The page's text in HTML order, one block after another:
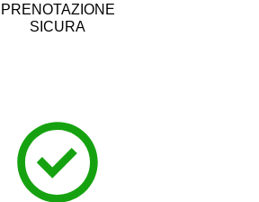
PRENOTAZIONE
SICURA